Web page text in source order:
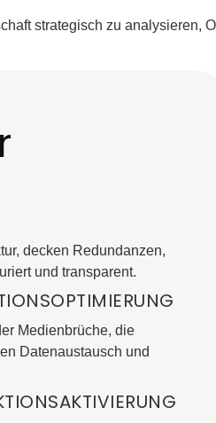
strategisch zu
decken Redundanzen,
und transparent.
Medienbrüche, die
Datenaustausch und